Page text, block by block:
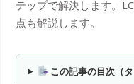
テップで解決します。
点も解説します。
この記事の目次（タ